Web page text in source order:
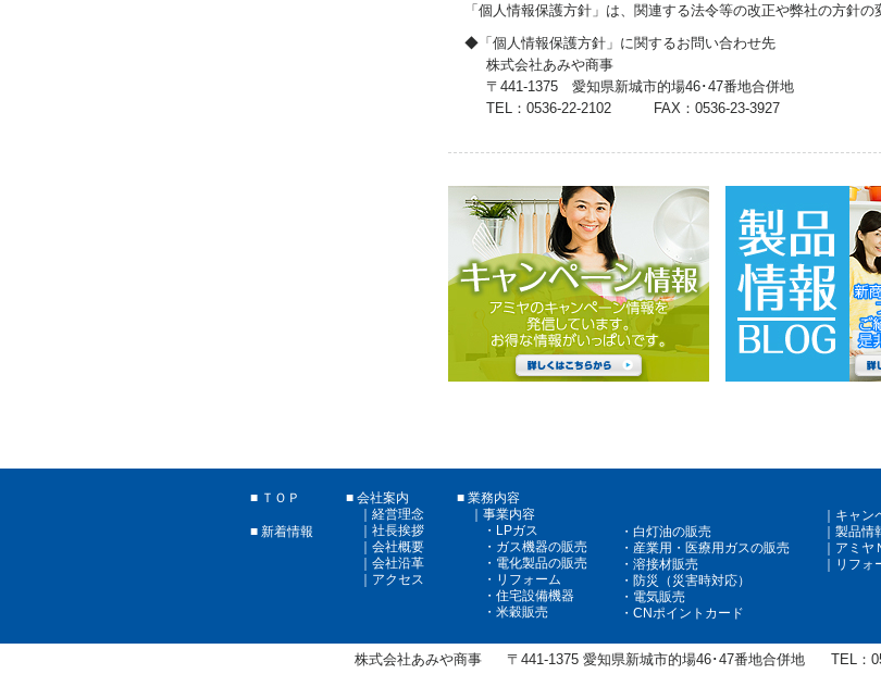
「個人情報保護方針」は、関連する法令等の改正や弊社の方針
「個人情報保護方針」に関するお問い合わせ先
株式会社あみや商事
〒441-1375 愛知県新城市的場46･47番地合併地
TEL： 0536-22-2102 FAX： 0536-23-3927
ＴＯＰ
新着情報
会社案内
経営理念
社長挨拶
会社概要
会社沿革
アクセス
業務内容
事業内容
LPガス
ガス機器の販売
電化製品の販売
リフォーム
住宅設備機器
米穀販売
白灯油の販売
産業用・医療用ガスの販売
溶接材販売
防災（災害時対応）
電気販売
CNポイントカード
キャン
製品情
アミヤ
リフォ
株式会社あみや商事 〒441-1375愛知県新城市的場46･47番地合併地 TEL：